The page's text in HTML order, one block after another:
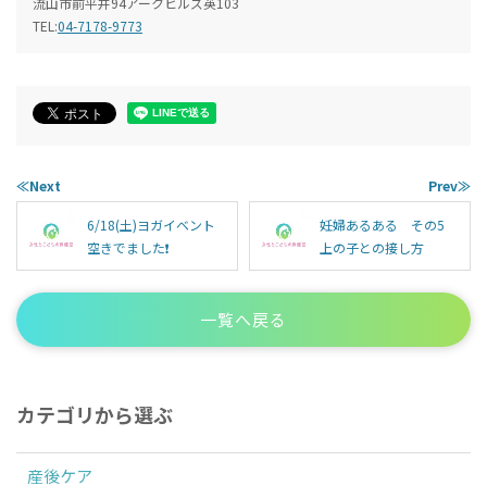
TEL:04-7178-9773
≪Next
6/18(土)ヨガイベント
空きでました❗️
Prev≫
妊婦あるある その5
上の子との接し方
一覧へ戻る
カテゴリから選ぶ
産後ケア